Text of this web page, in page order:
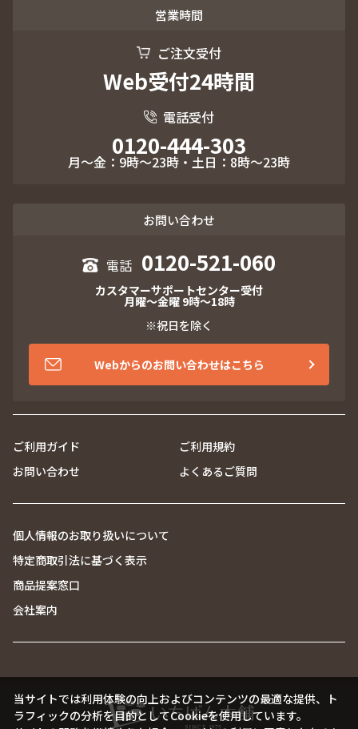
営業時間
ご注文受付
Web受付24時間
電話受付
0120-444-303
月～金：9時～23時・土日：8時～23時
お問い合わせ
0120-521-060
カスタマーサポートセンター受付
月曜～金曜 9時～18時
※祝日を除く
Webからのお問い合わせはこちら
ご利用ガイド
ご利用規約
お問い合わせ
よくあるご質問
個人情報のお取り扱いについて
特定商取引法に基づく表示
商品提案窓口
会社案内
当サイトでは利用体験の向上およびコンテンツの最適な提供、ト
ラフィックの分析を目的としてCookieを使用しています。